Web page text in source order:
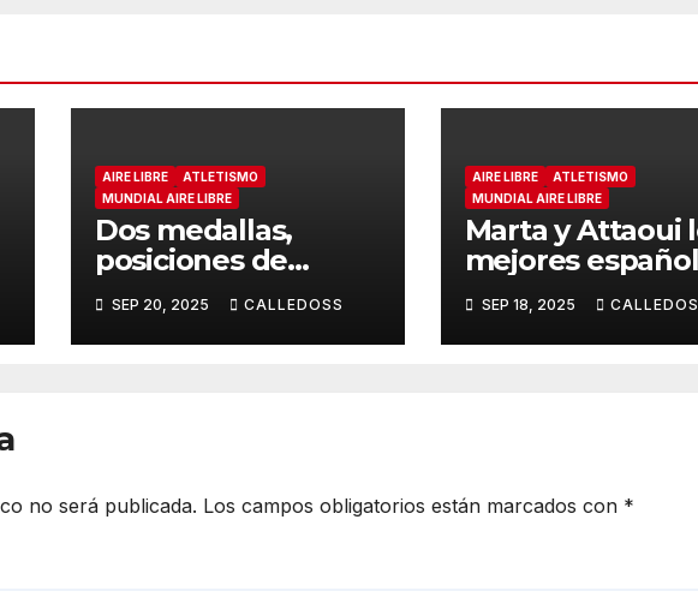
AIRE LIBRE
ATLETISMO
MUNDIAL AIRE LIBRE
Dos medallas,
posiciones de
finalistas y más
emoción
SEP 20, 2025 CALLEDOSS
AIRE LIBRE
ATLETISMO
MUNDIAL AIRE LIBRE
Marta y Attaoui
mejores
de la jornada
SEP 18, 2025
no será publicada. Los campos obligatorios están marcados con *